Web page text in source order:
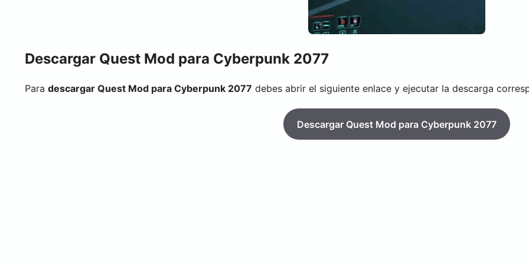
Descargar Quest Mod para Cyberpunk 2077
Para descargar Quest Mod para Cyberpunk 2077 debes abrir el siguiente enlace y ejecutar la descarga
Descargar Quest Mod para Cyberpunk 2077